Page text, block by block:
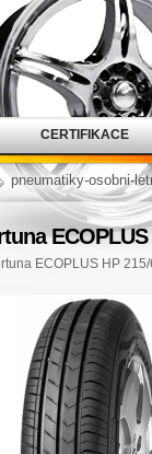
pneumatiky-osobni-
ECOPLUS HP
CERTIFIKACE